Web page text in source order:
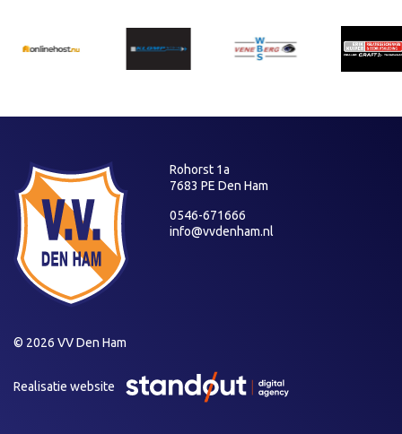
Rohorst 1a
7683 PE Den Ham
0546-671666
info@vvdenham.nl
© 2026 VV Den Ham
Realisatie website